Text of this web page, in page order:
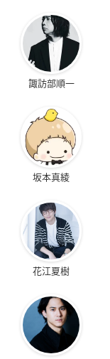
諏訪部順一
坂本真綾
花江夏樹